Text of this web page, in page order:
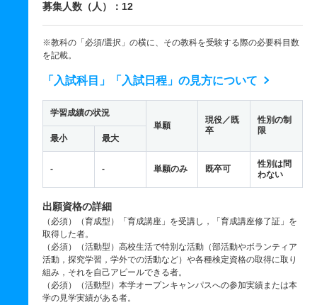
募集人数（人）：12
※教科の「必須/選択」の横に、その教科を受験する際の必要科目数
を記載。
「入試科目」「入試日程」の見方について
学習成績の状況
単願
現役／既
卒
性別の制
限
最小 最大
- - 単願のみ 既卒可
性別は問
わない
出願資格の詳細
（必須）（育成型）「育成講座」を受講し，「育成講座修了証」を
取得した者。
（必須）（活動型）高校生活で特別な活動（部活動やボランティア
活動，探究学習，学外での活動など）や各種検定資格の取得に取り
組み，それを自己アピールできる者。
（必須）（活動型）本学オープンキャンパスへの参加実績または本
学の見学実績がある者。